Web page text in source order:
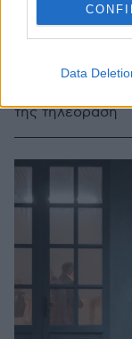
Data
Η Εθνική
παραστάσεις
πλαίσιο της
της τηλεόραση